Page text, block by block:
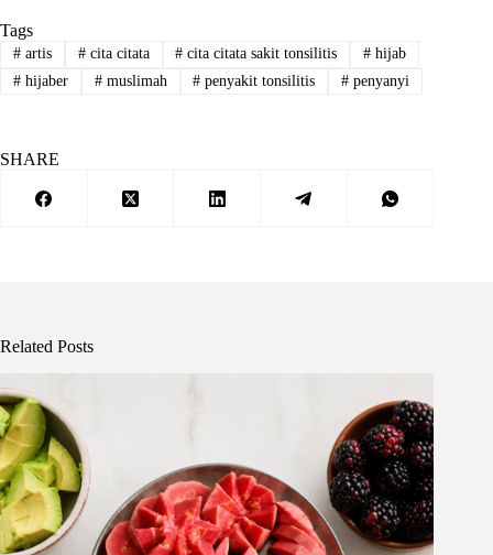
Tags
#artis #cita citata # cita citata sakit tonsilitis # hijab
#hijaber #muslimah # penyakit tonsilitis # penyanyi
SHARE
Related Posts